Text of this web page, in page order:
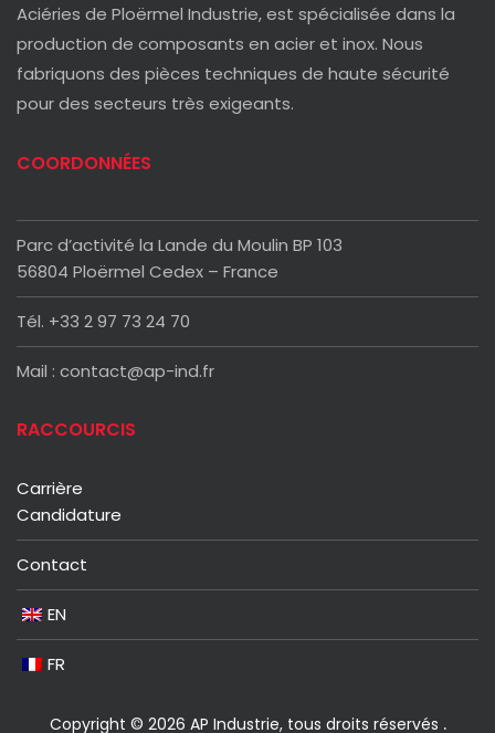
Aciéries de Ploërmel Industrie, est spécialisée dans la
production de composants en acier et inox. Nous
fabriquons des pièces techniques de haute sécurité
pour des secteurs très exigeants.
COORDONNÉES
Parc d’activité la Lande du Moulin BP 103
56804 Ploërmel Cedex – France
Tél. +33 2 97 73 24 70
Mail : contact@ap-ind.fr
RACCOURCIS
Carrière
Candidature
Contact
EN
FR
Copyright © 2026 AP Industrie, tous droits réservés .